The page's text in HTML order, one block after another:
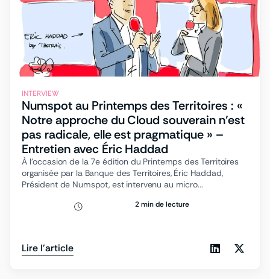
INTERVIEW
Numspot au Printemps des Territoires : «
Notre approche du Cloud souverain n’est
pas radicale, elle est pragmatique » –
Entretien avec Éric Haddad
À l’occasion de la 7e édition du Printemps des Territoires
organisée par la Banque des Territoires, Éric Haddad,
Président de Numspot, est intervenu au micro...
2 min de lecture
Lire l'article